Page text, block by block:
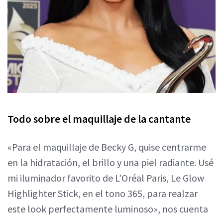
Todo sobre el maquillaje de la cantante
«Para el maquillaje de Becky G, quise centrarme
en la hidratación, el brillo y una piel radiante. Usé
mi iluminador favorito de L’Oréal Paris, Le Glow
Highlighter Stick, en el tono 365, para realzar
este look perfectamente luminoso», nos cuenta